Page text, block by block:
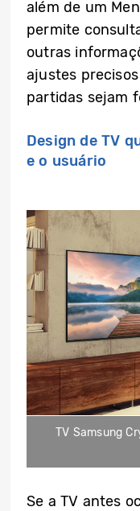
além de um
permite
outras
ajustes
partidas sejam
Design de TV
e o usuário
TV Samsung
Se a TV antes